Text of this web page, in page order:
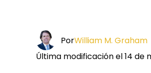
PorWilliam M. Graham
Última modificación el 14 de